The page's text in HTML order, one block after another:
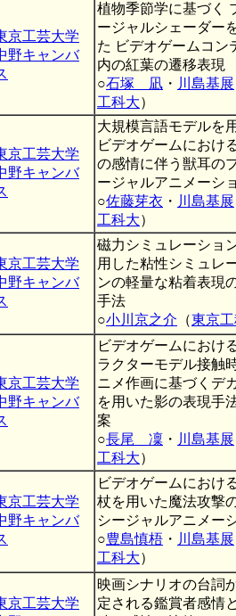
京工芸大学
野キャンバ
植物季節学に基づく
ージャルシェーダー
た ビデオゲームコン
内の紅葉の遷移表現
○石塚 凪 ・ 川島基展
工科大）
京工芸大学
野キャンバ
大規模言語モデルを
ビデオゲームにおけ
の感情に伴う獣耳の
ージャルアニメーシ
○佐藤芽衣 ・ 川島基展
工科大）
京工芸大学
野キャンバ
磁力シミュレーショ
用した粘性シミュレ
ンの軽量な粘着表現
手法
○小川京之介 （東京
京工芸大学
野キャンバ
ビデオゲームにおけ
ラクターモデル接触
ニメ作画に基づくデ
を用いた影の表現手
案
○長尾 凜 ・ 川島基展
工科大）
京工芸大学
野キャンバ
ビデオゲームにおけ
杖を用いた魔法攻撃
シージャルアニメー
○豊島慎梧 ・ 川島基展
工科大）
京工芸大学
映画シナリオの台詞
定される鑑賞者感情